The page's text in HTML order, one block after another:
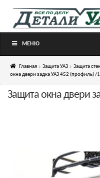
Перейти
Перейти
МЕНЮ
Главная Защита УАЗ Защита
окна двери задка УАЗ 452 (профиль) /
Защита окна двери